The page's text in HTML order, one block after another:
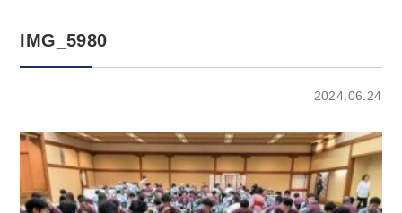
IMG_5980
2024.06.24